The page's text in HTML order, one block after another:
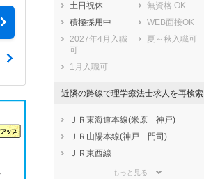
土日祝休
無資格 OK
積極採用中
WEB面接OK
2027年4月入職
可
夏～秋入職可
1月入職可
近隣の路線で理学療法士求人を再検索
ＪＲ東海道本線(米原－神戸)
ＪＲ山陽本線(神戸－門司)
ＪＲ東西線
ＪＲ山陰本線(京都－下関)
もっと見る